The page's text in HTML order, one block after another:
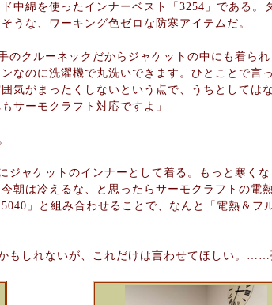
中綿を使ったインナーベスト「3254」である。
うな、ワーキング色ゼロな防寒アイテムだ。
のクルーネックだからジャケットの中にも着ら
なのに洗濯機で丸洗いできます。ひとことで言
がまったくしないという点で、うちとしては
サーモクラフト対応ですよ」
ジャケットのインナーとして着る。もっと寒く
朝は冷えるな、と思ったらサーモクラフトの電
」と組み合わせることで、なんと「電熱＆フ
もしれないが、これだけは言わせてほしい。……